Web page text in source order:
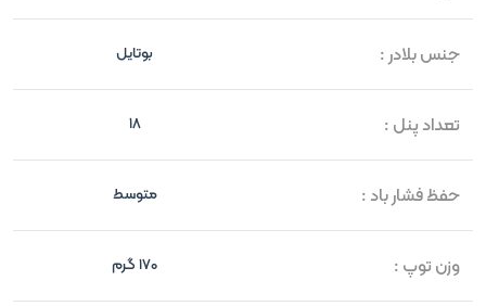
جنس بلادر : بوتایل
تعداد پنل : 18
حفظ فشار باد : متوسط
وزن توپ : 170 گرم